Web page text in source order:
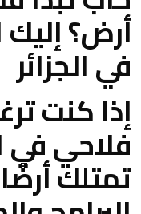
أرض؟ إليك
في الجزائر
إذا كنت
فلاحي في
تمتلك